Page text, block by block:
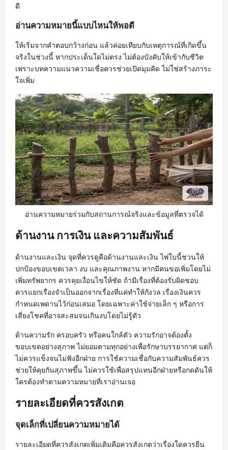
ดี
อ่านความหมายนี้แบบไหนให้พอดี
ให้เริ่มจากคำตอบกว้างก่อน แล้วค่อยเทียบกับเหตุการณ์ที่เกิดขึ้น
จริงในช่วงนี้ หากประเด็นใดไม่ตรง ไม่ต้องบังคับให้เข้ากับชีวิต
เพราะบทความแนวความเชื่อควรช่วยเปิดมุมคิด ไม่ใช่สร้างภาระ
ใจเพิ่ม
อ่านความหมายร่วมกับสถานการณ์จริงและข้อมูลที่ตรวจได้
ด้านงาน การเงิน และความสัมพันธ์
ด้านงานและเงิน จุดที่ควรดูคือด้านงานและเงิน ไพ่ใบนี้ชวนให้
ปกป้องขอบเขตเวลา งบ และคุณภาพงาน หากมีคนขอเพิ่มโดยไม่
เพิ่มทรัพยากร ควรคุยเงื่อนไขให้ชัด ถ้ามีเรื่องที่ต้องรับผิดชอบ
ควรแยกเรื่องจำเป็นออกจากเรื่องที่แค่ทำให้กังวล เรื่องเงินควร
กำหนดเพดานไว้ก่อนเสมอ โดยเฉพาะค่าใช้จ่ายเล็ก ๆ หรือการ
เสี่ยงโชคที่อาจสะสมจนเกินงบโดยไม่รู้ตัว
ด้านความรัก ครอบครัว หรือคนใกล้ตัว ความรักอาจต้องตั้ง
ขอบเขตอย่างสุภาพ ไม่ยอมตามทุกอย่างเพื่อรักษาบรรยากาศ แต่ก็
ไม่ควรแข็งจนไม่ฟังอีกฝ่าย การใช้ความเชื่อกับความสัมพันธ์ควร
ช่วยให้คุยกันสุภาพขึ้น ไม่ควรใช้เพื่อสรุปแทนอีกฝ่ายหรือกดดันให้
ใครต้องทำตามความหมายที่เราอ่านเจอ
รายละเอียดที่ควรสังเกต
จุดเล็กที่เปลี่ยนความหมายได้
รายละเอียดที่ควรสังเกตเพิ่มเติมคือควรสังเกตว่าเรื่องใดควรยืน